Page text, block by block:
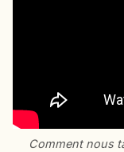
Comment nous